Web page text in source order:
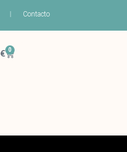
Contacto
€ 0
Carrito